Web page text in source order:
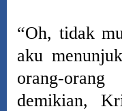
“Oh, tidak
aku
orang-
demikian,